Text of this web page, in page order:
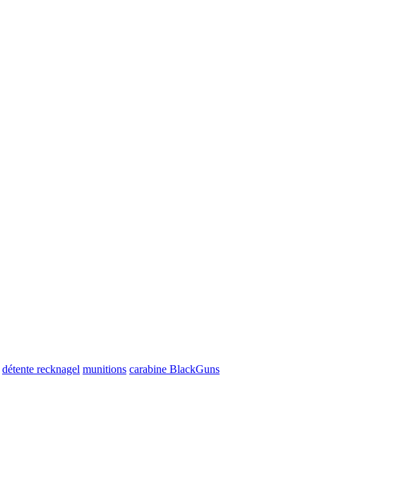
détente recknagel munitions carabine BlackGuns